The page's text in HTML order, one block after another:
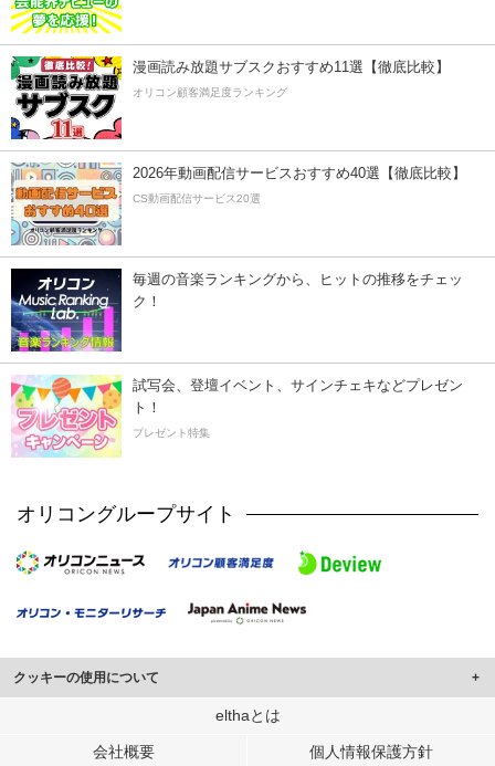
漫画読み放題サブスクおすすめ11選【徹底比較】
オリコン顧客満足度ランキング
2026年動画配信サービスおすすめ40選【徹底比較】
CS動画配信サービス20選
毎週の音楽ランキングから、ヒットの推移をチェッ
ク！
試写会、登壇イベント、サインチェキなどプレゼン
ト！
プレゼント特集
オリコングループサイト
クッキーの使用について
このサイトでは Cookie を使用して、ユーザーに合わせたコンテンツや広告の
行っています。
elthaとは
会社概要 個人情報保護方針